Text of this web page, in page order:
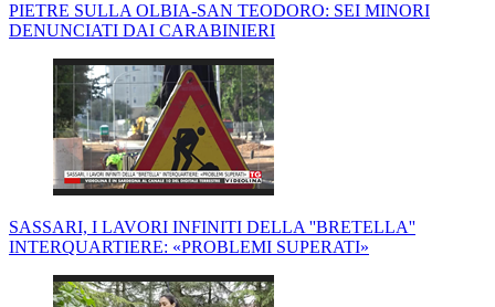
PIETRE SULLA OLBIA-SAN TEODORO: SEI MINORI
DENUNCIATI DAI CARABINIERI
SASSARI, I LAVORI INFINITI DELLA ''BRETELLA''
INTERQUARTIERE: «PROBLEMI SUPERATI»